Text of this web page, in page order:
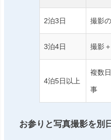
2泊3日 撮影
3泊4日 撮影
4泊5日以上
複数
事
お参りと写真撮影を別